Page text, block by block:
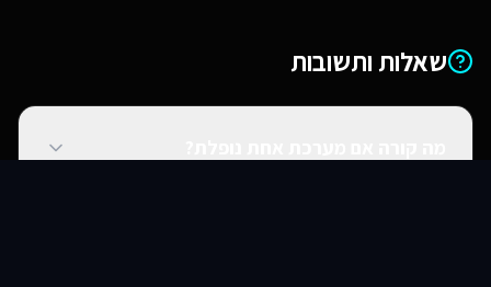
שאלות ותשובות